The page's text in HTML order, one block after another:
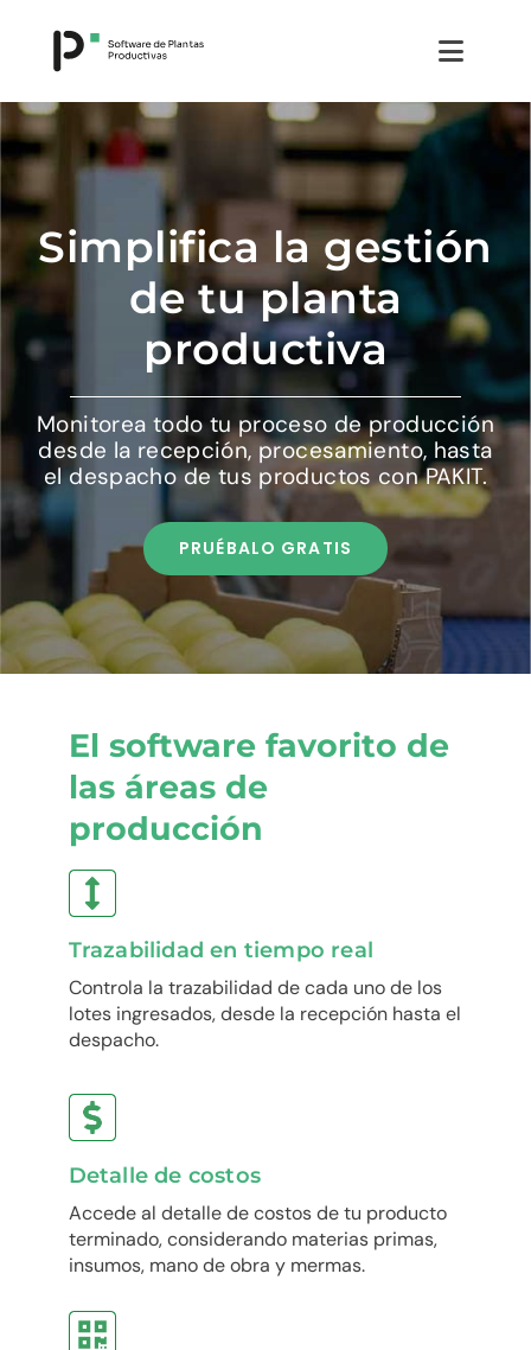
¿Cómo funciona?
Módulos
Testimonios
Noticias
PRUÉBALO GRATIS
Simplifica la gestión
de tu planta
productiva
Monitorea todo tu proceso de producción
desde la recepción, procesamiento, hasta
el despacho de tus productos con PAKIT.
PRUÉBALO GRATIS
El software favorito de
las áreas de
producción
Trazabilidad en tiempo real
Controla la trazabilidad de cada uno de los
lotes ingresados, desde la recepción hasta el
despacho.
Detalle de costos
Accede al detalle de costos de tu producto
terminado, considerando materias primas,
insumos, mano de obra y mermas.